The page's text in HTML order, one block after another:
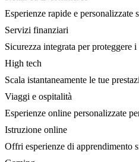
Esperienze rapide e personalizzate
Servizi finanziari
Sicurezza integrata per proteggere
High tech
Scala istantaneamente le tue
Viaggi e ospitalità
Esperienze online personalizzate
Istruzione online
Offri esperienze di apprendimento